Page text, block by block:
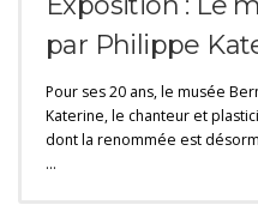
par Philippe
Pour ses 20 ans, le musée
Katerine, le chanteur et
dont la renommée est
…